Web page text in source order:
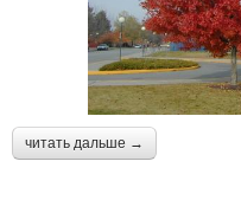
читать дальше →